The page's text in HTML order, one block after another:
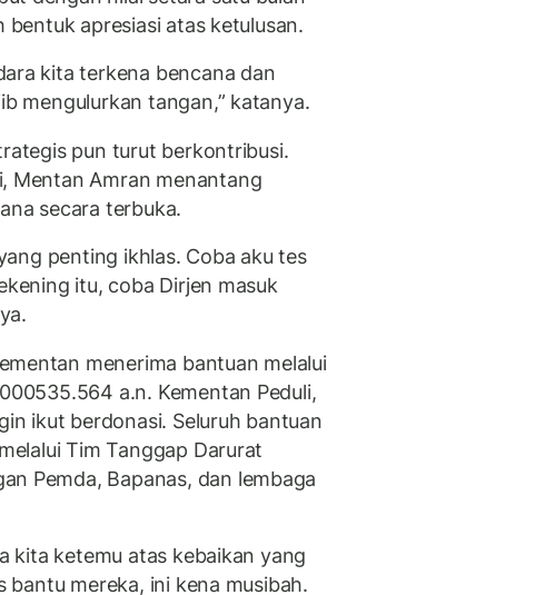
apresiasi atas ketulusan.
kita terkena bencana dan
mengulurkan tangan,” katanya.
pun turut berkontribusi.
Mentan Amran menantang
secara terbuka.
penting ikhlas. Coba aku tes
itu, coba Dirjen masuk
menerima bantuan melalui
a.n. Kementan Peduli,
ikut berdonasi. Seluruh bantuan
Tim Tanggap Darurat
Pemda, Bapanas, dan lembaga
kita ketemu atas kebaikan yang
bantu mereka, ini kena musibah.